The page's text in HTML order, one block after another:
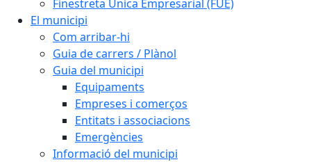
Finestreta Única Empresarial (FUE)
El municipi
Com arribar-hi
Guia de carrers / Plànol
Guia del municipi
Equipaments
Empreses i comerços
Entitats i associacions
Emergències
Informació del municipi